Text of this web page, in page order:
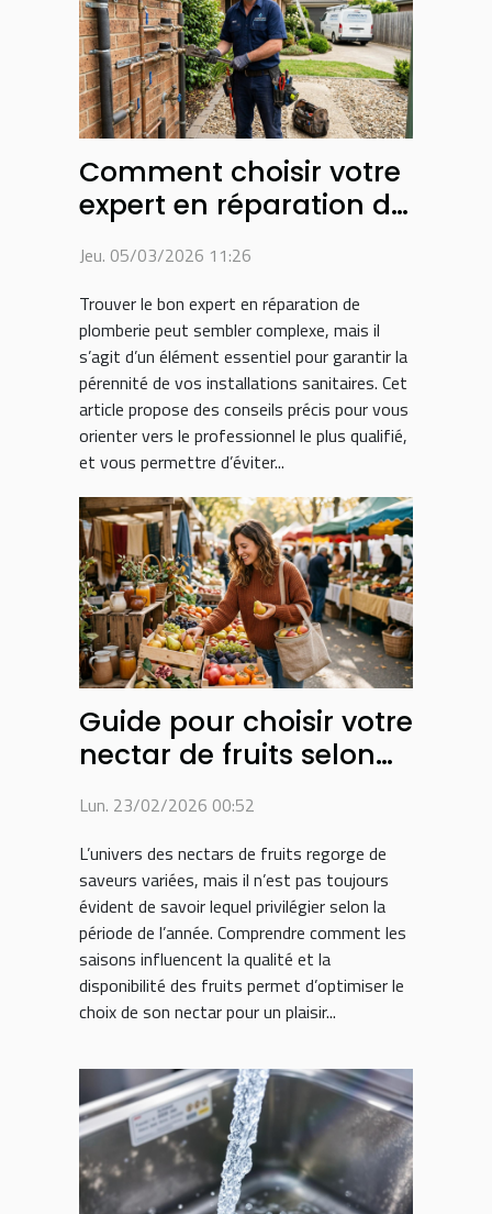
Comment choisir votre
expert en réparation de
Jeu. 05/03/2026 11:26
Trouver le bon expert en réparation de
plomberie peut sembler complexe, mais il
s’agit d’un élément essentiel pour garantir la
pérennité de vos installations sanitaires. Cet
article propose des conseils précis pour vous
orienter vers le professionnel le plus qualifié,
et vous permettre d’éviter...
Guide pour choisir votre
nectar de fruits selon
Lun. 23/02/2026 00:52
L’univers des nectars de fruits regorge de
saveurs variées, mais il n’est pas toujours
évident de savoir lequel privilégier selon la
période de l’année. Comprendre comment les
saisons influencent la qualité et la
disponibilité des fruits permet d’optimiser le
choix de son nectar pour un plaisir...